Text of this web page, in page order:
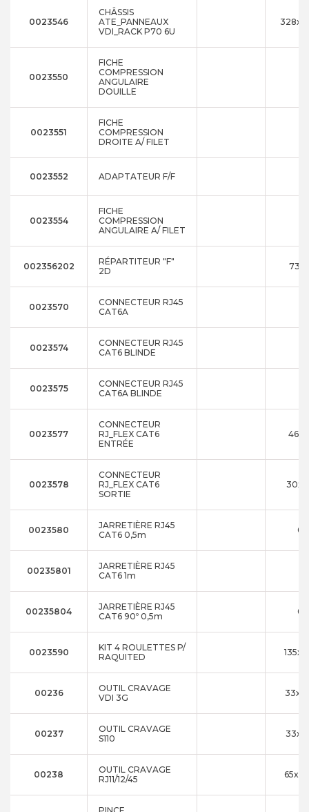
0023546
CHÂSSIS
ATE_PANNEAUX
VDI_RACK P70 6U
0023550
FICHE
COMPRESSION
ANGULAIRE
DOUILLE
0023551
FICHE
COMPRESSION
DROITE A/ FILET
0023552 ADAPTATEUR F/F
0023554
FICHE
COMPRESSION
ANGULAIRE A/ FILET
002356202
RÉPARTITEUR "F"
2D
0023570
CONNECTEUR RJ45
CAT6A
0023574
CONNECTEUR RJ45
CAT6 BLINDE
0023575
CONNECTEUR RJ45
CAT6A BLINDE
0023577
CONNECTEUR
RJ_FLEX CAT6
ENTRÉE
0023578
CONNECTEUR
RJ_FLEX CAT6
SORTIE
0023580
JARRETIÈRE RJ45
CAT6 0,5m
00235801
JARRETIÈRE RJ45
CAT6 1m
00235804
JARRETIÈRE RJ45
CAT6 90º 0,5m
0023590
KIT 4 ROULETTES P/
RAQUITED
00236
OUTIL CRAVAGE
VDI 3G
00237
OUTIL CRAVAGE
S110
00238
OUTIL CRAVAGE
RJ11/12/45